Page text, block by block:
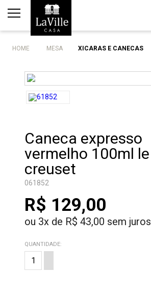
Minha conta
Lista de Presentes
Cozinha
Decor
Marcas
HOME MESA XICARAS E CANECAS
Caneca expresso
vermelho 100ml le
creuset
061852
R$ 129,00
ou 3x de R$ 43,00 sem juros
QUANTIDADE: